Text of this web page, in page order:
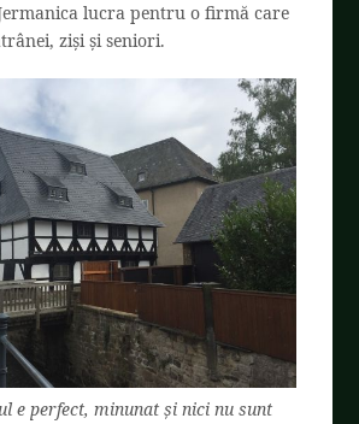
lucra pentru o firmă care
ziși și seniori.
e perfect, minunat și nici nu sunt